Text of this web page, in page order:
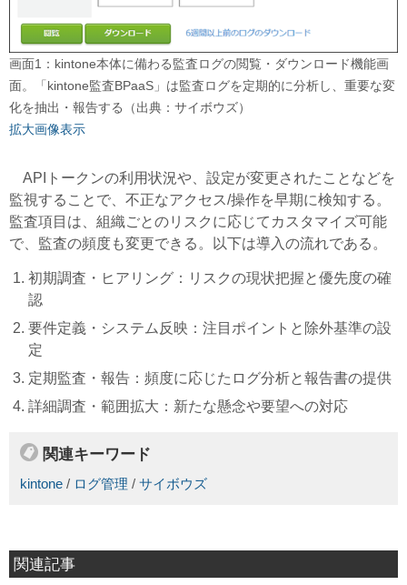
画面1：kintone本体に備わる監査ログの閲覧・ダウンロード機能画
面。「kintone監査BPaaS」は監査ログを定期的に分析し、重要な変
化を抽出・報告する（出典：サイボウズ）
拡大画像表示
APIトークンの利用状況や、設定が変更されたことなどを
監視することで、不正なアクセス/操作を早期に検知する。
監査項目は、組織ごとのリスクに応じてカスタマイズ可能
で、監査の頻度も変更できる。以下は導入の流れである。
初期調査・ヒアリング：リスクの現状把握と優先度の確
認
要件定義・システム反映：注目ポイントと除外基準の設
定
定期監査・報告：頻度に応じたログ分析と報告書の提供
詳細調査・範囲拡大：新たな懸念や要望への対応
関連キーワード
kintone / ログ管理 / サイボウズ
関連記事